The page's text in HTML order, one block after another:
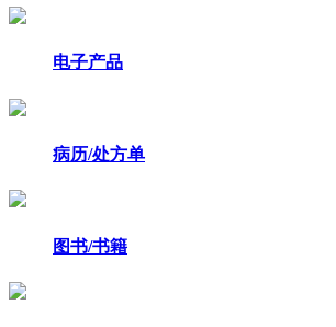
电子产品
病历/处方单
图书/书籍